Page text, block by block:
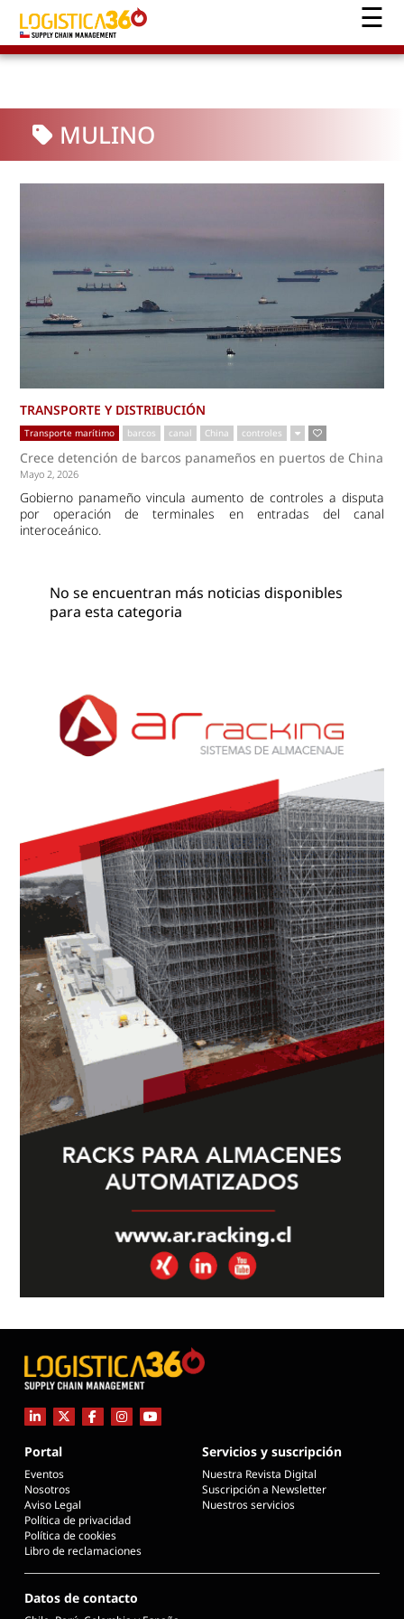
MULINO
TRANSPORTE Y DISTRIBUCIÓN
Transporte marítimo barcos canal China controles
Crece detención de barcos panameños en puertos de China
Mayo 2, 2026
Gobierno panameño vincula aumento de controles a disputa
por operación de terminales en entradas del canal
interoceánico.
No se encuentran más noticias disponibles
para esta categoria
Portal
Eventos
Nosotros
Aviso Legal
Política de privacidad
Política de cookies
Libro de reclamaciones
Servicios y suscripción
Nuestra Revista Digital
Suscripción a Newsletter
Nuestros servicios
Datos de contacto